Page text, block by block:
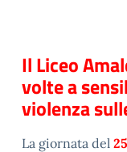
Il Liceo
volte a
violenza
La giornata del